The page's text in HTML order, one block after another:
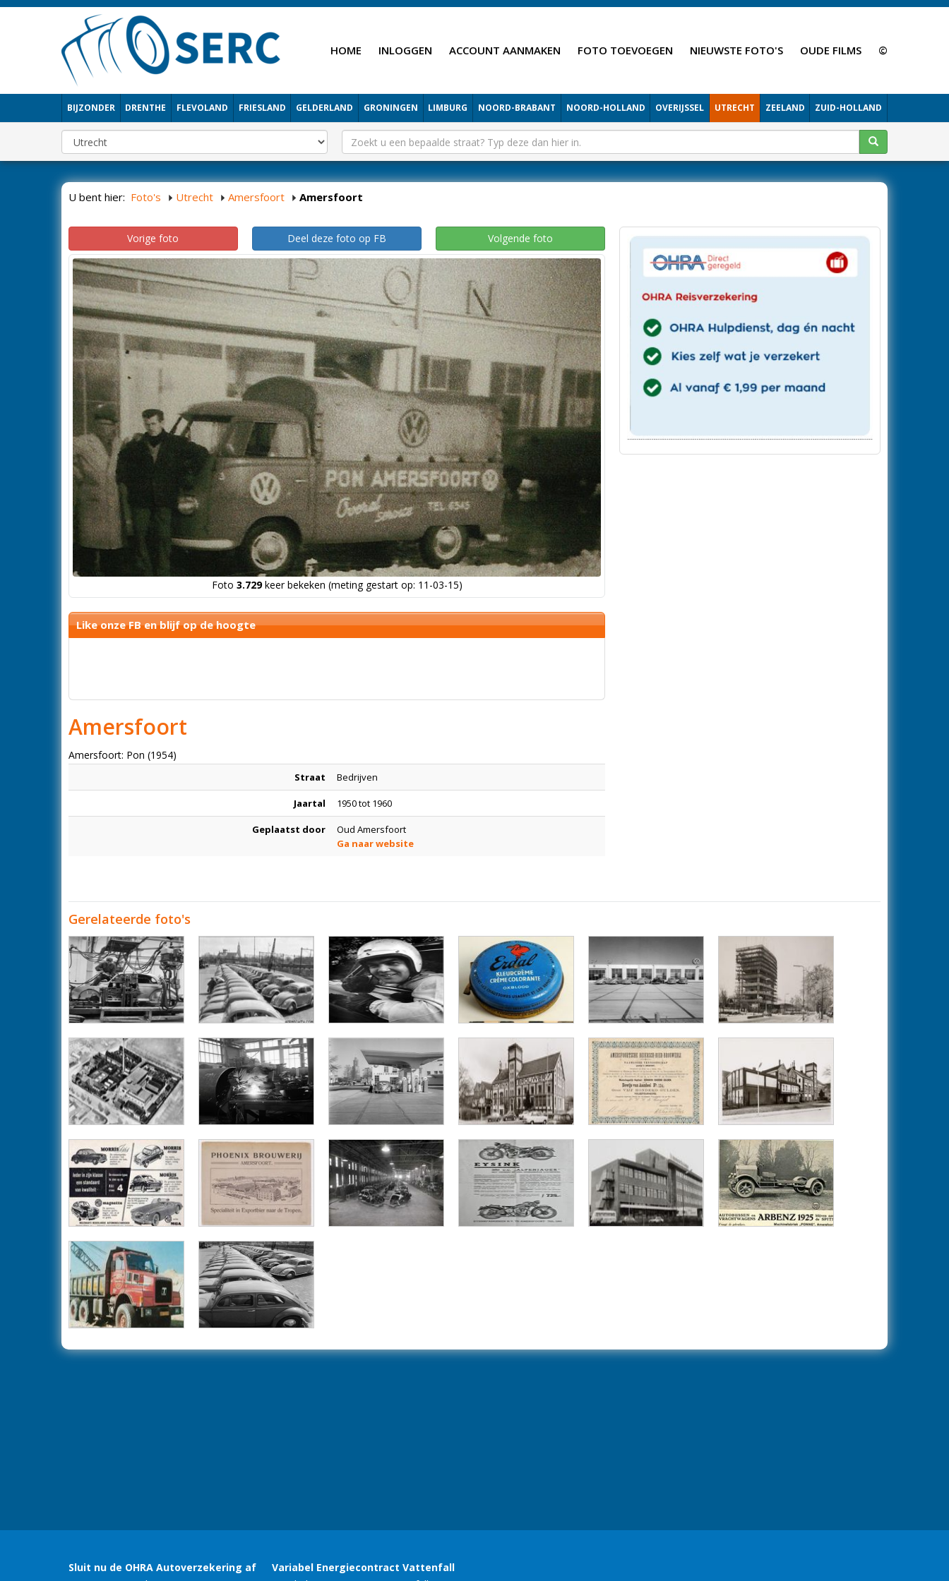
HOME INLOGGEN ACCOUNT AANMAKEN FOTO TOEVOEGEN NIEUWSTE FOTO'S OUDE FILMS ©
BIJZONDER DRENTHE FLEVOLAND FRIESLAND GELDERLAND GRONINGEN LIMBURG NOORD-BRABANT NOORD-HOLLAND OVERIJSSEL UTRECHT ZEELAND ZUID-HOLLAND
U bent hier: Foto's Utrecht Amersfoort Amersfoort
Vorige foto Deel deze foto op FB Volgende foto
Foto 3.729keer bekeken (meting gestart op: 11-03-15)
Like onze FB en blijf op de hoogte
Amersfoort
Amersfoort: Pon (1954)
Straat Bedrijven
Jaartal 1950 tot 1960
Geplaatst door
Oud Amersfoort
Ga naar website
Gerelateerde foto's